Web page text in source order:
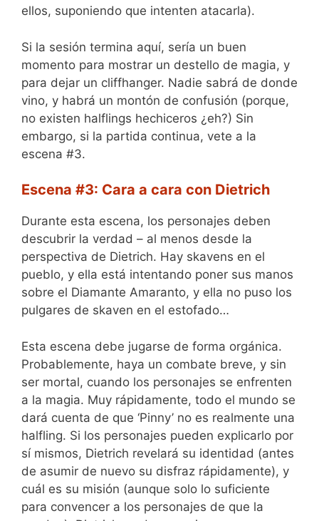
ellos, suponiendo que intenten atacarla).
Si la sesión termina aquí, sería un buen
momento para mostrar un destello de magia, y
para dejar un cliffhanger. Nadie sabrá de donde
vino, y habrá un montón de confusión (porque,
no existen halflings hechiceros ¿eh?) Sin
embargo, si la partida continua, vete a la
escena #3.
Escena #3: Cara a cara con Dietrich
Durante esta escena, los personajes deben
descubrir la verdad – al menos desde la
perspectiva de Dietrich. Hay skavens en el
pueblo, y ella está intentando poner sus manos
sobre el Diamante Amaranto, y ella no puso los
pulgares de skaven en el estofado…
Esta escena debe jugarse de forma orgánica.
Probablemente, haya un combate breve, y sin
ser mortal, cuando los personajes se enfrenten
a la magia. Muy rápidamente, todo el mundo se
dará cuenta de que ‘Pinny’ no es realmente una
halfling. Si los personajes pueden explicarlo por
sí mismos, Dietrich revelará su identidad (antes
de asumir de nuevo su disfraz rápidamente), y
cuál es su misión (aunque solo lo suficiente
para convencer a los personajes de que la